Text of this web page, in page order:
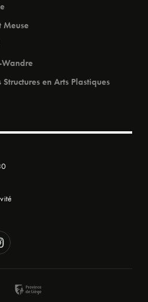
Meuse
Structures en Arts Plastiques